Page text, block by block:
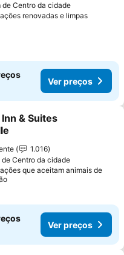
de Centro da cidade
renovadas e limpasVer
Ver preços
aos favoritos
& Suites
1.016
de Centro da cidade
que aceitam animais de
Ver preços